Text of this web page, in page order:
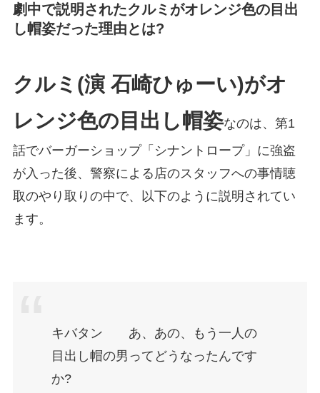
劇中で説明されたクルミがオレンジ色の目出
し帽姿だった理由とは?
クルミ(演 石崎ひゅーい)がオ
レンジ色の目出し帽姿なのは、第1
話でバーガーショップ「シナントロープ」に強盗
が入った後、警察による店のスタッフへの事情聴
取のやり取りの中で、以下のように説明されてい
ます。
キバタン あ、あの、もう一人の
目出し帽の男ってどうなったんです
か?